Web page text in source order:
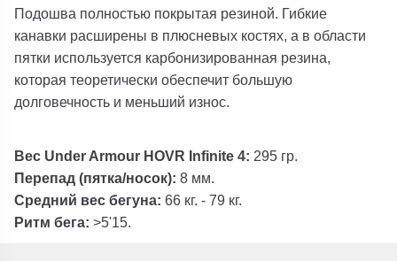
Подошва полностью покрытая резиной. Гибкие
канавки расширены в плюсневых костях, а в области
пятки используется карбонизированная резина,
которая теоретически обеспечит большую
долговечность и меньший износ.
Вес Under Armour HOVR Infinite 4: 295 гр.
Перепад (пятка/носок): 8 мм.
Средний вес бегуна: 66 кг. - 79 кг.
Ритм бега: >5'15.